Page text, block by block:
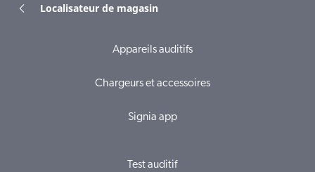
Localisateur de magasin
Appareils auditifs
Chargeurs et accessoires
Signia app
Test auditif